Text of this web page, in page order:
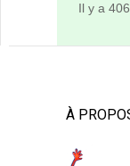
Il y a
À